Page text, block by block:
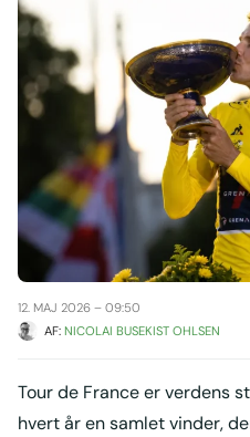
12. MAJ 2026 – 09:50
AF: NICOLAI BUSEKIST OHLSEN
Tour de France er verdens
hvert år en samlet vinder,